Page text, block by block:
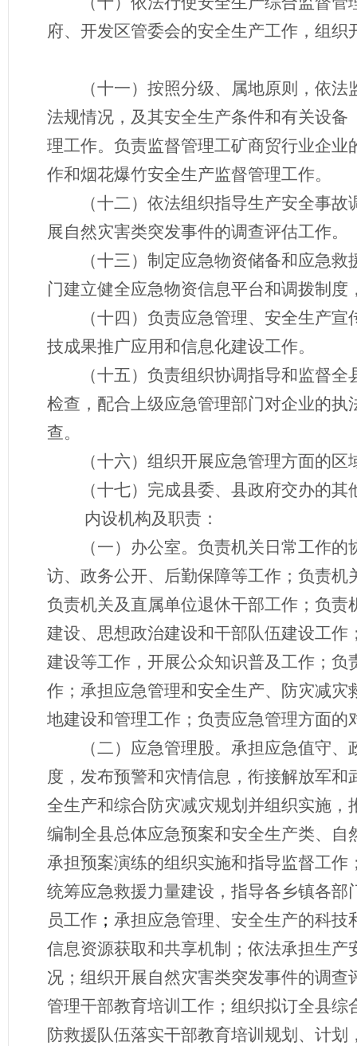
府、开发区管委会的安全生产工作，组
（十一）按照分级、属地原则，依
法规情况，及其安全生产条件和有关设
理工作。负责监督管理工矿商贸行业企
作和烟花爆竹安全生产监督管理工作。
（十二）依法组织指导生产安全事
展自然灾害类突发事件的调查评估工作。
（十三）制定应急物资储备和应急
门建立健全应急物资信息平台和调拨制度
（十四）负责应急管理、安全生产
技成果推广应用和信息化建设工作。
（十五）负责组织协调指导和监督全
检查，配合上级应急管理部门对企业的执
查。
（十六）组织开展应急管理方面的
（十七） 完成县委、县政府交办的其
内设机构及职责 ：
（一）办公室。负责机关日常工作
访、政务公开、后勤保障等工作；负责
负责机关及直属单位退休干部工作；负
建设、思想政治建设和干部队伍建设工作
建设等工作，开展公众知识普及工作；
作；承担应急管理和安全生产、防灾减
地建设和管理工作；负责应急管理方面的
（二）应急管理股。承担应急值守、
度，发布预警和灾情信息，衔接解放军
全生产和综合防灾减灾规划并组织实施
编制全县总体应急预案和安全生产类、
承担预案演练的组织实施和指导监督工
统筹应急救援力量建设，指导各乡镇各
员工作 ； 承担应急管理、安全生产的科
信息资源获取和共享机制；依法承担生
况；组织开展自然灾害类突发事件的调
管理干部教育培训工作；组织拟订全县
防救援队伍落实干部教育培训规划、计